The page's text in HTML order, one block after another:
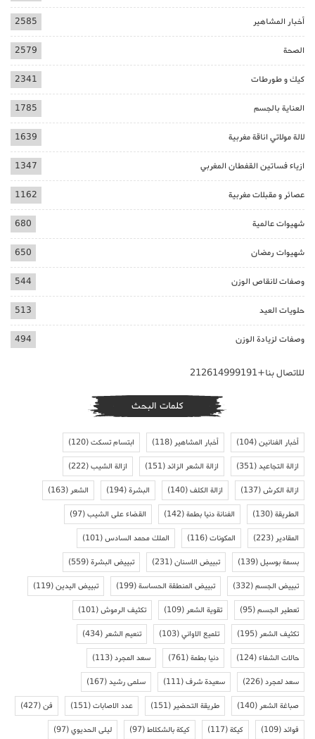
أخبار المشاهير 2585
الصحة 2579
كيك و طورطات 2341
العناية بالجسم 1785
لالة مولاتي اناقة مغربية 1639
ازياء فساتين القفطان المغربي 1347
عصائر و مقبلات مغربية 1162
شهيوات عالمية 680
شهيوات رمضان 650
وصفات لانقاص الوزن 544
حلويات العيد 513
وصفات لزيادة الوزن 494
للاتصال بنا+212614999191
كلمات البحث
أخبار الفنانين(104) أخبار المشاهير(118) ابتسام تسكت(120)
ازالة التجاعيد(351) ازالة الشعر الزائد(151) ازالة الشيب(222)
ازالة الكرش(137) ازالة الكلف(140) البشرة(194) الشعر(163)
الطريقة(130) الفنانة دنيا بطمة(142) القضاء على الشيب(97)
المقادير(223) المكونات(116) الملك محمد السادس(101)
بسمة بوسيل(139) تبييض الاسنان(231) تبييض البشرة(559)
تبييض الجسم(332) تبييض المنطقة الحساسة(199) تبييض اليدين(119)
تعطير الجسم(95) تقوية الشعر(109) تكثيف الرموش(101)
تكثيف الشعر(195) تلميع الاواني(103) تنعيم الشعر(434)
حالات الشفاء(124) دنيا بطمة(761) سعد المجرد(113)
سعد لمجرد(226) سعيدة شرف(111) سلمى رشيد(167)
صباغة الشعر(140) طريقة التحضير(151) عدد الاصابات(151) فن(427)
فوائد(109) كيكة(117) كيكة بالشكلاط(97) ليلى الحديوي(97)